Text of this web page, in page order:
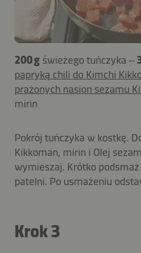
200 g świeżego tuńczyka –
papryką chili do Kimchi
prażonych nasion sezamu
mirin
Pokrój tuńczyka w kostkę.
Kikkoman, mirin i Olej
wymieszaj. Krótko
patelni. Po usmażeniu
Krok 3